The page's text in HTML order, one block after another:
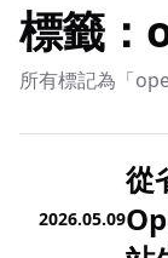
標籤
所有標記為「
2026.05.09
從